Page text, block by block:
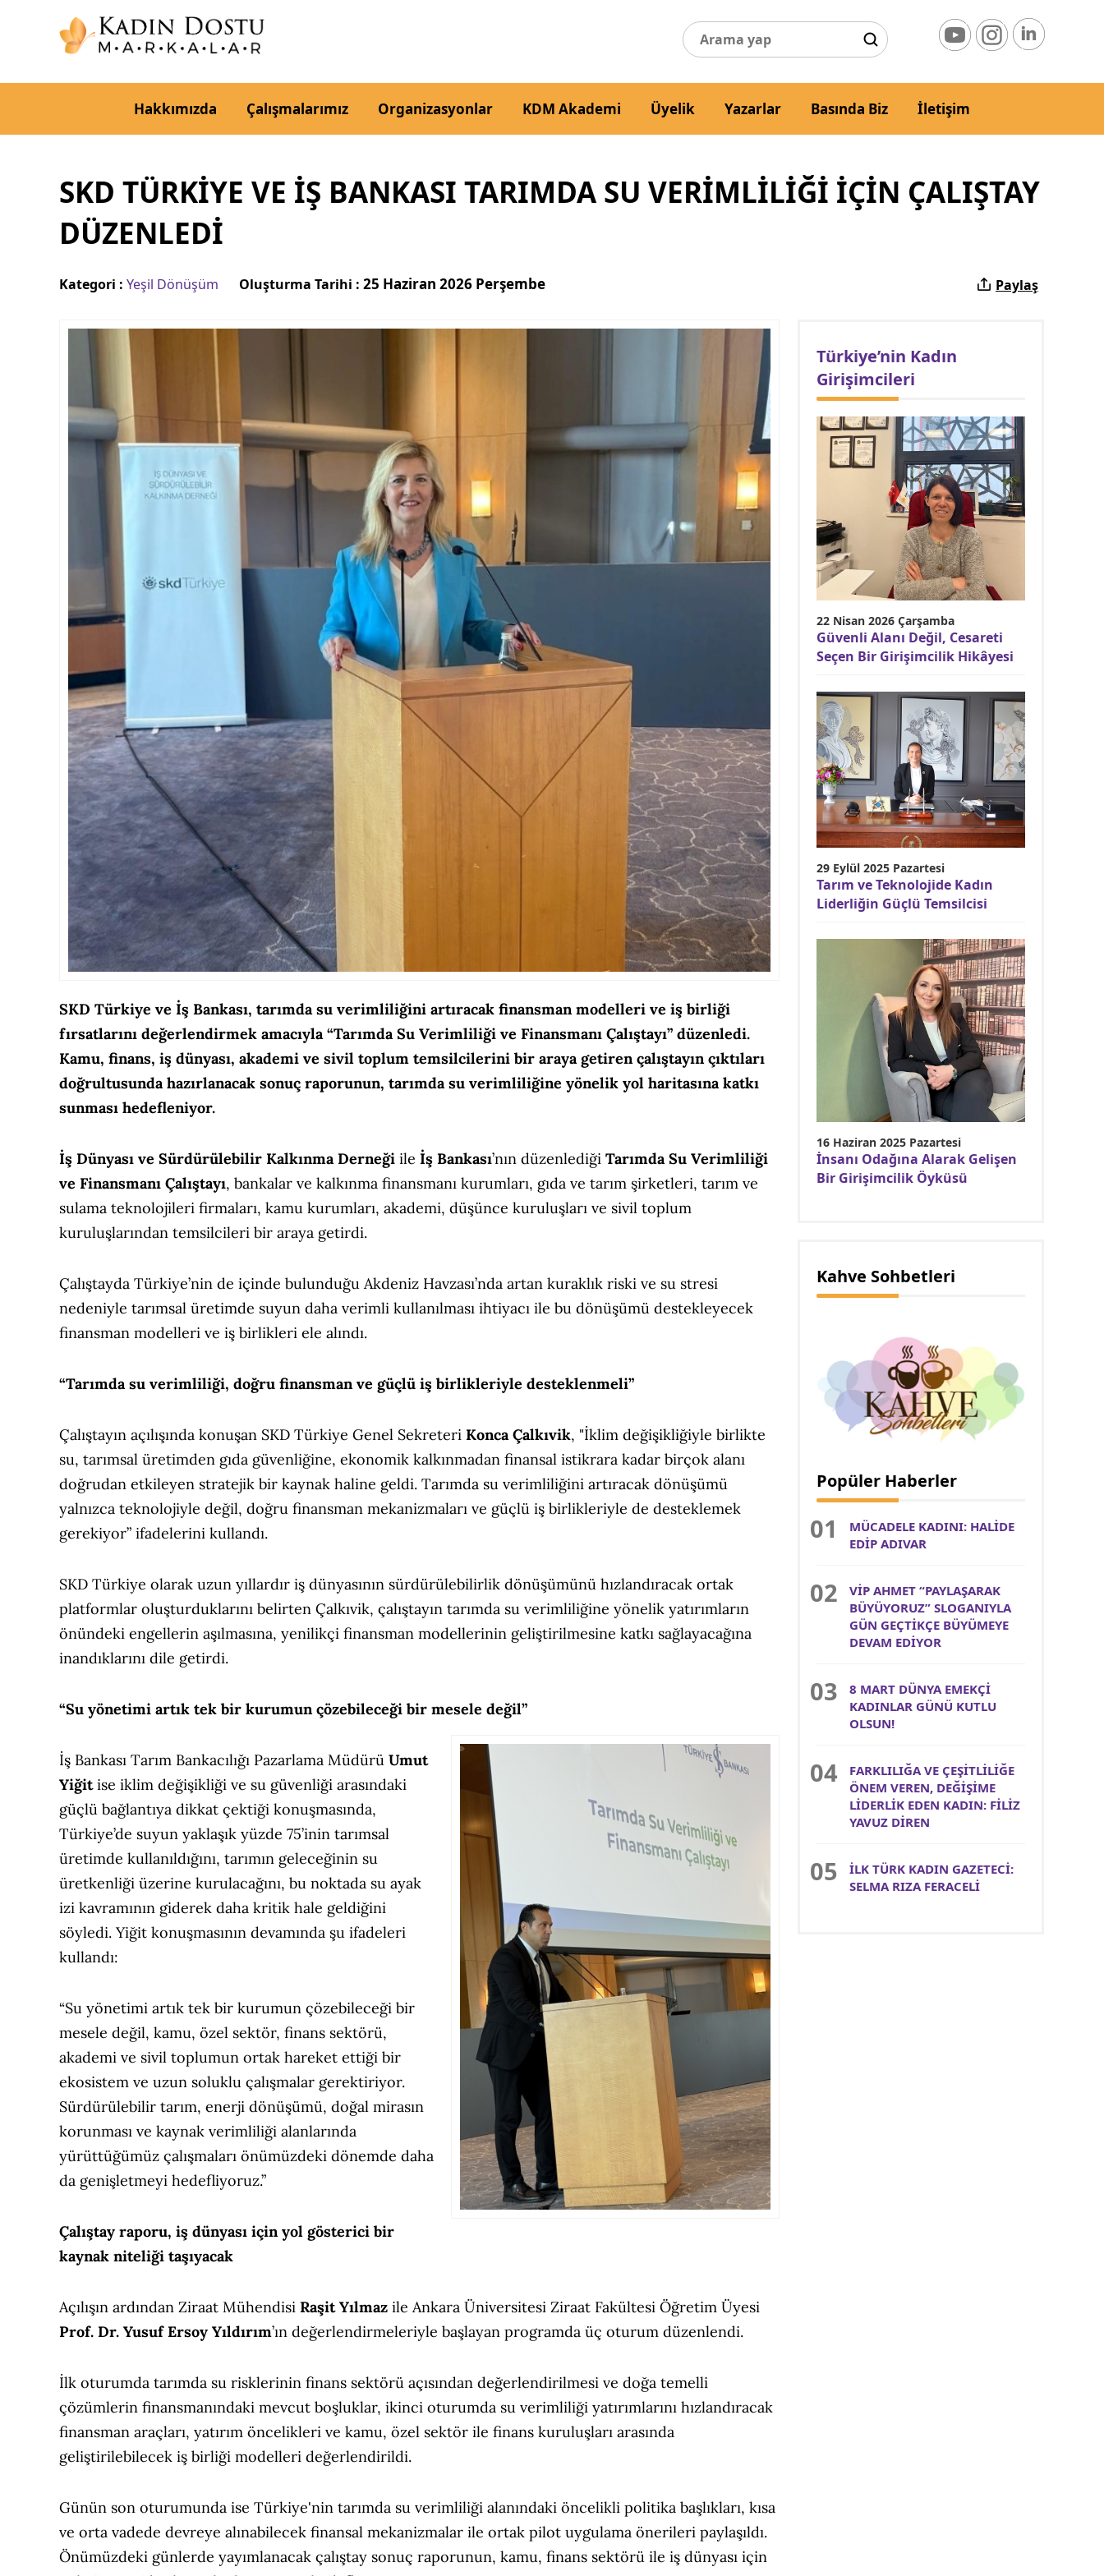
Hakkımızda Çalışmalarımız Organizasyonlar KDM Akademi Üyelik Yazarlar Basında Biz İletişim
SKD TÜRKIYE VE İŞ BANKASI TARIMDA SU VERIMLILIĞI İÇIN ÇALIŞTAY
DÜZENLEDI
Kategori : Yeşil Dönüşüm Oluşturma Tarihi : 25 Haziran 2026 Perşembe Paylaş
SKD Türkiye ve İş Bankası, tarımda su verimliliğini artıracak finansman modelleri ve iş birliği
fırsatlarını değerlendirmek amacıyla “Tarımda Su Verimliliği ve Finansmanı Çalıştayı” düzenledi.
Kamu, finans, iş dünyası, akademi ve sivil toplum temsilcilerini bir araya getiren çalıştayın çıktıları
doğrultusunda hazırlanacak sonuç raporunun, tarımda su verimliliğine yönelik yol haritasına katkı
sunması hedefleniyor.
İş Dünyası ve Sürdürülebilir Kalkınma Derneği ile İş Bankası’nın düzenlediği Tarımda Su Verimliliği
ve Finansmanı Çalıştayı, bankalar ve kalkınma finansmanı kurumları, gıda ve tarım şirketleri, tarım ve
sulama teknolojileri firmaları, kamu kurumları, akademi, düşünce kuruluşları ve sivil toplum
kuruluşlarından temsilcileri bir araya getirdi.
Çalıştayda Türkiye’nin de içinde bulunduğu Akdeniz Havzası’nda artan kuraklık riski ve su stresi
nedeniyle tarımsal üretimde suyun daha verimli kullanılması ihtiyacı ile bu dönüşümü destekleyecek
finansman modelleri ve iş birlikleri ele alındı.
“Tarımda su verimliliği, doğru finansman ve güçlü iş birlikleriyle desteklenmeli”
Çalıştayın açılışında konuşan SKD Türkiye Genel Sekreteri Konca Çalkıvik, "İklim değişikliğiyle birlikte
su, tarımsal üretimden gıda güvenliğine, ekonomik kalkınmadan finansal istikrara kadar birçok alanı
doğrudan etkileyen stratejik bir kaynak haline geldi. Tarımda su verimliliğini artıracak dönüşümü
yalnızca teknolojiyle değil, doğru finansman mekanizmaları ve güçlü iş birlikleriyle de desteklemek
gerekiyor” ifadelerini kullandı.
SKD Türkiye olarak uzun yıllardır iş dünyasının sürdürülebilirlik dönüşümünü hızlandıracak ortak
platformlar oluşturduklarını belirten Çalkıvik, çalıştayın tarımda su verimliliğine yönelik yatırımların
önündeki engellerin aşılmasına, yenilikçi finansman modellerinin geliştirilmesine katkı sağlayacağına
inandıklarını dile getirdi.
“Su yönetimi artık tek bir kurumun çözebileceği bir mesele değil”
İş Bankası Tarım Bankacılığı Pazarlama Müdürü Umut
Yiğitise iklim değişikliği ve su güvenliği arasındaki
güçlü bağlantıya dikkat çektiği konuşmasında,
Türkiye’de suyun yaklaşık yüzde 75’inin tarımsal
üretimde kullanıldığını, tarımın geleceğinin su
üretkenliği üzerine kurulacağını, bu noktada su ayak
izi kavramının giderek daha kritik hale geldiğini
söyledi. Yiğit konuşmasının devamında şu ifadeleri
kullandı:
“Su yönetimi artık tek bir kurumun çözebileceği bir
mesele değil, kamu, özel sektör, finans sektörü,
akademi ve sivil toplumun ortak hareket ettiği bir
ekosistem ve uzun soluklu çalışmalar gerektiriyor.
Sürdürülebilir tarım, enerji dönüşümü, doğal mirasın
korunması ve kaynak verimliliği alanlarında
yürüttüğümüz çalışmaları önümüzdeki dönemde daha
da genişletmeyi hedefliyoruz.”
Çalıştay raporu, iş dünyası için yol gösterici bir
kaynak niteliği taşıyacak
Açılışın ardından Ziraat Mühendisi Raşit Yılmaz ile Ankara Üniversitesi Ziraat Fakültesi Öğretim Üyesi
Prof. Dr. Yusuf Ersoy Yıldırım’ın değerlendirmeleriyle başlayan programda üç oturum düzenlendi.
İlk oturumda tarımda su risklerinin finans sektörü açısından değerlendirilmesi ve doğa temelli
çözümlerin finansmanındaki mevcut boşluklar, ikinci oturumda su verimliliği yatırımlarını hızlandıracak
finansman araçları, yatırım öncelikleri ve kamu, özel sektör ile finans kuruluşları arasında
geliştirilebilecek iş birliği modelleri değerlendirildi.
Günün son oturumunda ise Türkiye'nin tarımda su verimliliği alanındaki öncelikli politika başlıkları, kısa
ve orta vadede devreye alınabilecek finansal mekanizmalar ile ortak pilot uygulama önerileri paylaşıldı.
Önümüzdeki günlerde yayımlanacak çalıştay sonuç raporunun, kamu, finans sektörü ile iş dünyası için
Türkiye’nin Kadın
Girişimcileri
22 Nisan 2026 Çarşamba
Güvenli Alanı Değil, Cesareti
Seçen Bir Girişimcilik Hikâyesi
29 Eylül 2025 Pazartesi
Tarım ve Teknolojide Kadın
Liderliğin Güçlü Temsilcisi
16 Haziran 2025 Pazartesi
İnsanı Odağına Alarak Gelişen
Bir Girişimcilik Öyküsü
Kahve Sohbetleri
Popüler Haberler
MÜCADELE KADINI: HALİDE
EDİP ADIVAR
VİP AHMET “PAYLAŞARAK
BÜYÜYORUZ” SLOGANIYLA
GÜN GEÇTİKÇE BÜYÜMEYE
DEVAM EDİYOR
8 MART DÜNYA EMEKÇİ
KADINLAR GÜNÜ KUTLU
OLSUN!
FARKLILIĞA VE ÇEŞİTLİLİĞE
ÖNEM VEREN, DEĞİŞİME
LİDERLİK EDEN KADIN: FİLİZ
YAVUZ DİREN
İLK TÜRK KADIN GAZETECİ:
SELMA RIZA FERACELİ